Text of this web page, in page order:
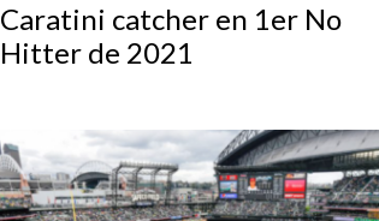
Caratini catcher en 1er No
Hitter de 2021